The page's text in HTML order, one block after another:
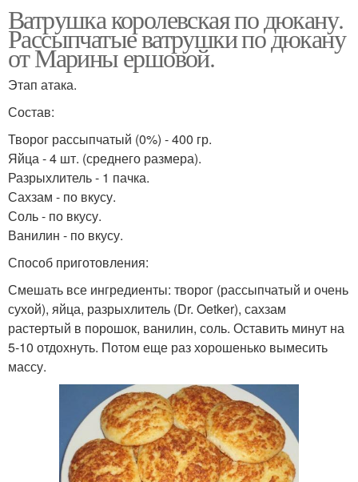
Ватрушка королевская по дюкану.
Рассыпчатые ватрушки по дюкану
от Марины ершовой.
Этап атака.
Состав:
Творог рассыпчатый (0%) - 400 гр.
Яйца - 4 шт. (среднего размера).
Разрыхлитель - 1 пачка.
Сахзам - по вкусу.
Соль - по вкусу.
Ванилин - по вкусу.
Способ приготовления:
Смешать все ингредиенты: творог (рассыпчатый и очень
сухой), яйца, разрыхлитель (Dr. Oetker), сахзам
растертый в порошок, ванилин, соль. Оставить минут на
5-10 отдохнуть. Потом еще раз хорошенько вымесить
массу.